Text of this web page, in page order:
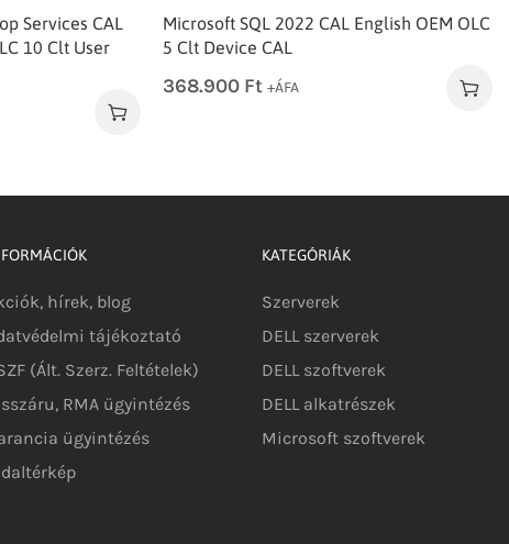
Services CAL
10 Clt User
Microsoft SQL 2022 CAL English OEM OLC
5 Clt Device CAL
368.900 Ft +ÁFA
hírek, blog
tájékoztató
(Ált. Szerz. Feltételek)
RMA ügyintézés
ügyintézés
KATEGÓRIÁK
Szerverek
DELL szerverek
DELL szoftverek
DELL alkatrészek
Microsoft szoftverek